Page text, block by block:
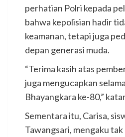
perhatian Polri kepada
bahwa kepolisian hadir
keamanan, tetapi juga
depan generasi muda.
“Terima kasih atas
juga mengucapkan
Bhayangkara ke-80,”
Sementara itu, Carisa,
Tawangsari, mengaku